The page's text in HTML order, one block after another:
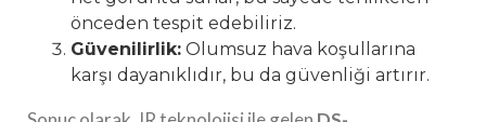
önceden tespit edebiliriz.
Güvenilirlik: Olumsuz hava koşullarına
karşı dayanıklıdır, bu da güvenliği artırır.